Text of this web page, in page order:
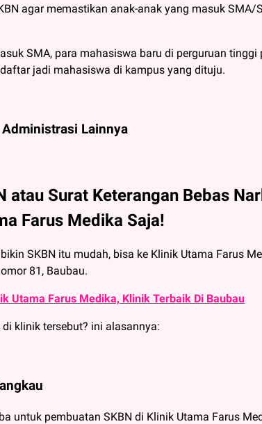
agar memastikan anak-anak yang masuk SMA/
SMA, para mahasiswa baru di perguruan
jadi mahasiswa di kampus yang dituju.
Lainnya
atau Surat Keterangan Bebas
Farus Medika Saja!
SKBN itu mudah, bisa ke Klinik Utama Farus
81, Baubau.
Utama Farus Medika, Klinik Terbaik Di Baubau
klinik tersebut? ini alasannya:
untuk pembuatan SKBN di Klinik Utama Farus